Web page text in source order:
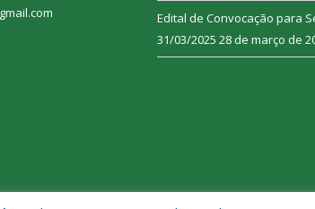
Edital de Convocação para
31/03/2025 28 de março de